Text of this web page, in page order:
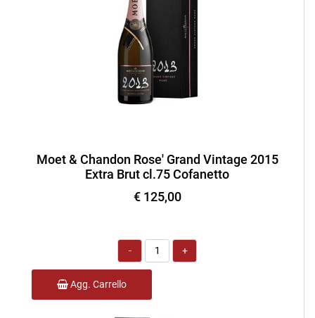
Moet & Chandon Rose' Grand Vintage 2015
Extra Brut cl.75 Cofanetto
€ 125,00
Quantità
Agg. Carrello